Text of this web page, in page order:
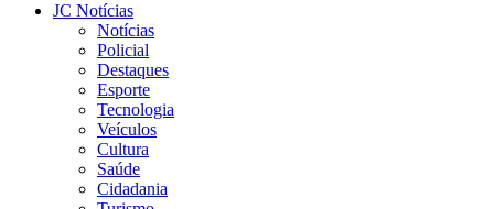
JC Notícias
Notícias
Policial
Destaques
Esporte
Tecnologia
Veículos
Cultura
Saúde
Cidadania